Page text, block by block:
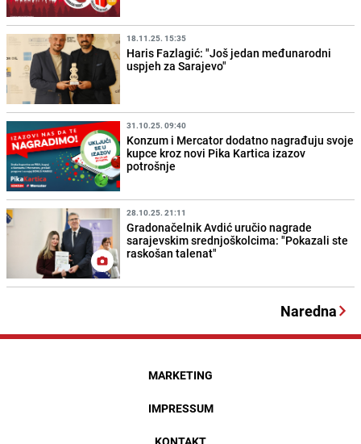
18.11.25. 15:35
Haris Fazlagić: "Još jedan međunarodni
uspjeh za Sarajevo"
31.10.25. 09:40
Konzum i Mercator dodatno nagrađuju svoje
kupce kroz novi Pika Kartica izazov
potrošnje
28.10.25. 21:11
Gradonačelnik Avdić uručio nagrade
sarajevskim srednjoškolcima: "Pokazali ste
raskošan talenat"
Naredna
MARKETING
IMPRESSUM